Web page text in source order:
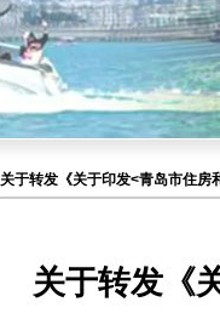
关于转发《关于印发<青岛市住房
关于转发《